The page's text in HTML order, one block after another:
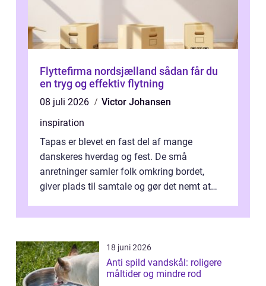
Flyttefirma nordsjælland sådan får du
en tryg og effektiv flytning
08 juli 2026
Victor Johansen
inspiration
Tapas er blevet en fast del af mange
danskeres hverdag og fest. De små
anretninger samler folk omkring bordet,
giver plads til samtale og gør det nemt at
18 juni 2026
Anti spild vandskål: roligere
måltider og mindre rod